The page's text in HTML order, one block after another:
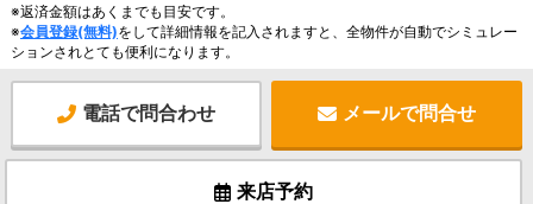
※返済金額はあくまでも目安です。
※会員登録(無料)をして詳細情報を記入されますと、全物件が自動でシミュレー
ションされとても便利になります。
電話で問合わせ メールで問合せ
来店予約